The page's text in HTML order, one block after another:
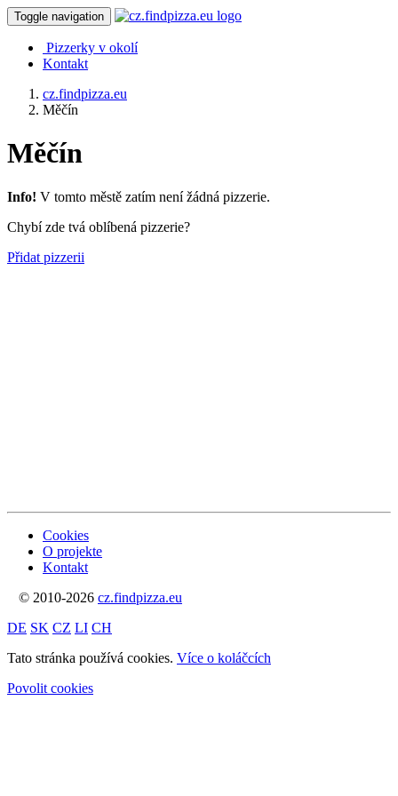
Toggle navigation
Pizzerky v okolí
Kontakt
cz.findpizza.eu
Měčín
Měčín
Info! V tomto městě zatím není žádná pizzerie.
Chybí zde tvá oblíbená pizzerie?
Přidat pizzerii
Cookies
O projekte
Kontakt
© 2010-2026 cz.findpizza.eu
DE SK CZ LI CH
Tato stránka používá cookies. Více o koláčcích
Povolit cookies